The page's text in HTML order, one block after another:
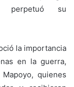
perpetuó su
la importancia
en la guerra,
quienes